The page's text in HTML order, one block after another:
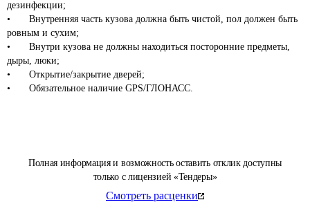
Полная информация и возможность оставить отклик доступны
только с лицензией «Тендеры»
Смотреть расценки
дезинфекции;
•	Внутренняя часть кузова должна быть чистой, пол должен быть
ровным и сухим;
•	Внутри кузова не должны находиться посторонние предметы,
дыры, люки;
•	Открытие/закрытие дверей;